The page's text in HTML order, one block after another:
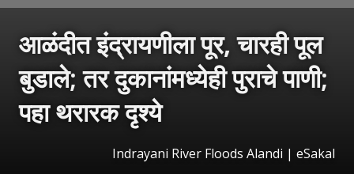
आळंदीत इंद्रायणीला पूर, चारही पूल
बुडाले; तर दुकानांमध्येही पुराचे पाणी;
पहा थरारक दृश्ये
Indrayani River Floods Alandi | eSakal